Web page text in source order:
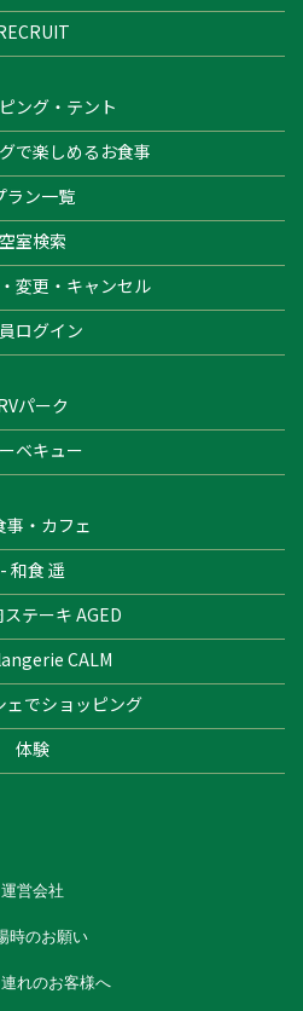
ング・テント
で楽しめるお食事
ラン一覧
空室検索
変更・キャンセル
ログイン
パーク
ベキュー
事・カフェ
- 和食 遥
テーキ AGED
CALM
ェでショッピング
体験
運営会社
時のお願い
れのお客様へ